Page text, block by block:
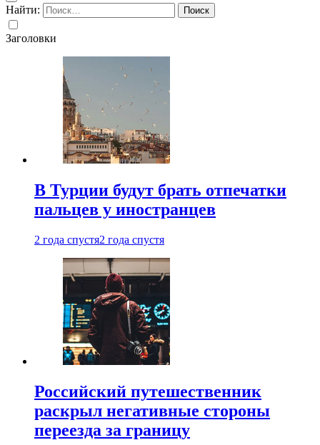
Найти:
Заголовки
В Турции будут брать отпечатки
пальцев у иностранцев
2 года спустя2 года спустя
Российский путешественник
раскрыл негативные стороны
переезда за границу